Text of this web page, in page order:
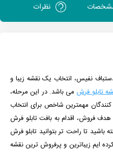
نظرات
نفیس، انتخاب یک نقشه زیبا و
تابلو فرش می باشد. در این مرحله،
مهمترین شاخص برای انتخاب
فروش، اقدام به بافت تابلو فرش
باشید تا راحت تر بتوانید تابلو فرش
ایم زیباترین و پرفروش ترین نقشه